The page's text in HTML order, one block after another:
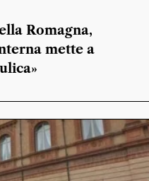
Romagna,
mette a